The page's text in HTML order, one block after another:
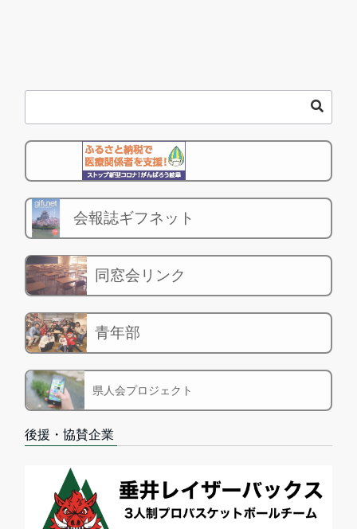
会報誌ギフネット
同窓会リンク
青年部
県人会プロジェクト
後援・協賛企業